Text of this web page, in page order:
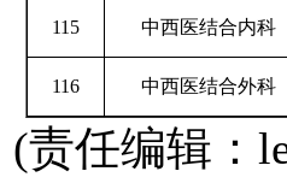
115 中西医结合内科
116 中西医结合外科
(责任编辑：